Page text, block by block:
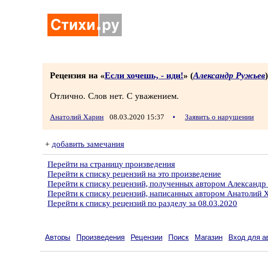
Рецензия на «Если хочешь, - иди!» (Александр Ружьев)
Отлично. Слов нет. С уважением.
Анатолий Харин 08.03.2020 15:37 • Заявить о нарушении
+ добавить замечания
Перейти на страницу произведения
Перейти к списку рецензий на это произведение
Перейти к списку рецензий, полученных автором
Перейти к списку рецензий, написанных автором Анатолий
Перейти к списку рецензий по разделу за 08.03.2020
Авторы Произведения Рецензии Поиск Магазин Вход для